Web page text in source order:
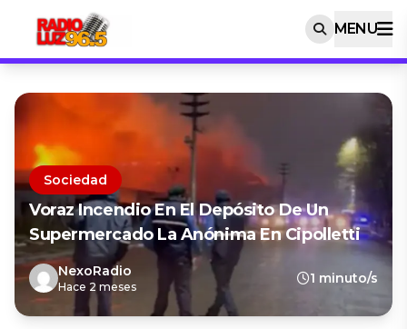
MENU
Sociedad
Voraz Incendio En El Depósito De Un
Supermercado La Anónima En Cipolletti
NexoRadio
Hace 2 meses
1 minuto/s